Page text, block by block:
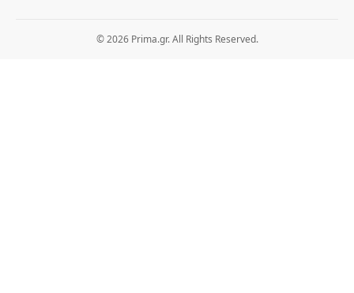
© 2026 Prima.gr. All Rights Reserved.